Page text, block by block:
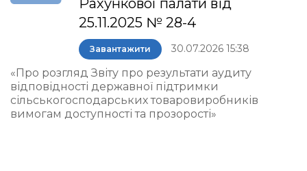
Рахункової палати від
25.11.2025 № 28-4
Завантажити 30.07.2026 15:38
«Про розгляд Звіту про результати аудиту
відповідності державної підтримки
сільськогосподарських товаровиробників
вимогам доступності та прозорості»